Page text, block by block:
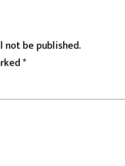
not be published.
*